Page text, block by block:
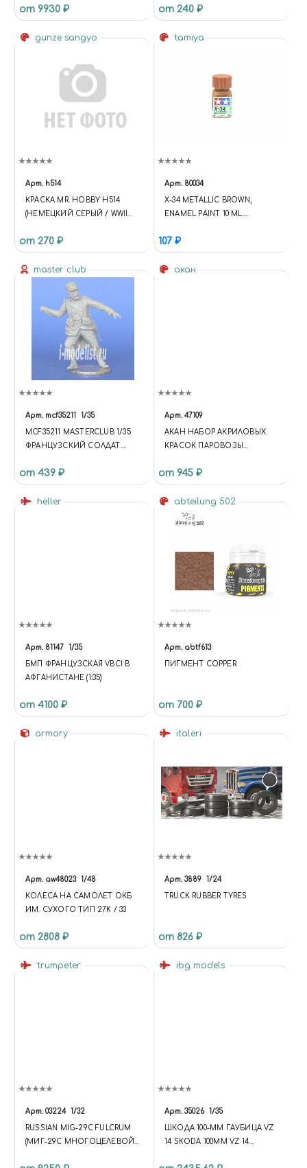
от 9930 ₽
(FUJIMI #72013 #722092
#250113) + МАСКИ НА ДИСКИ
И КОЛЕСА
от 240 ₽
gunze sangyo
Арт. h514
КРАСКА MR. HOBBY H514
(НЕМЕЦКИЙ СЕРЫЙ / WWII
от 270 ₽
tamiya
Арт. 80034
X-34 METALLIC BROWN,
ENAMEL PAINT 10 ML.
107 ₽
master club
Арт. mcf35211 1/35
MCF35211 MASTERCLUB 1/35
ФРАНЦУЗСКИЙ СОЛДАТ.
от 439 ₽
акан
Арт. 47109
АКАН НАБОР АКРИЛОВЫХ
КРАСОК ПАРОВОЗЫ
от 945 ₽
heller
Арт. 81147 1/35
БМП ФРАНЦУЗСКАЯ VBCI В
АФГАНИСТАНЕ (1:35)
от 4100 ₽
abteilung 502
Арт. abtf613
ПИГМЕНТ COPPER
от 700 ₽
armory
Арт. aw48023 1/48
КОЛЕСА НА САМОЛЕТ ОКБ
ИМ. СУХОГО ТИП 27K / 33
от 2808 ₽
italeri
Арт. 3889 1/24
TRUCK RUBBER TYRES
от 826 ₽
trumpeter
Арт. 03224 1/32
RUSSIAN MIG-29C FULCRUM
(МИГ-29С МНОГОЦЕЛЕВОЙ
ibg models
Арт. 35026 1/35
ШКОДА 100-ММ ГАУБИЦА VZ
14 SKODA 100MM VZ 14